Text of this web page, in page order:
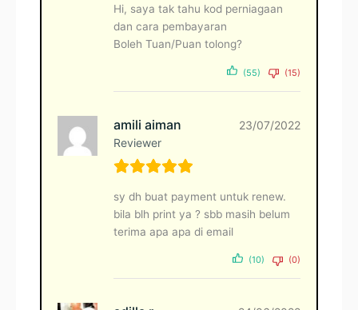
Hi, saya tak tahu kod perniagaan
dan cara pembayaran
Boleh Tuan/Puan tolong?
(55) (15)
amili aiman
Reviewer
23/07/2022
sy dh buat payment untuk renew.
bila blh print ya ? sbb masih belum
terima apa apa di email
(10) (0)